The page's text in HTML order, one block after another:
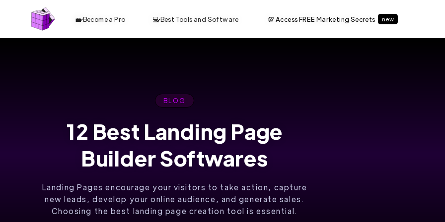
BUILD AND
GROW
YOUR
DIGITAL
💼 Become a Pro 💻 Best Tools and Software 💯 Access FREE Marketing Secrets new
BLOG
12 Best Landing Page
Builder Softwares
Landing Pages encourage your visitors to take action, capture
new leads, develop your online audience, and generate sales.
Choosing the best landing page creation tool is essential.